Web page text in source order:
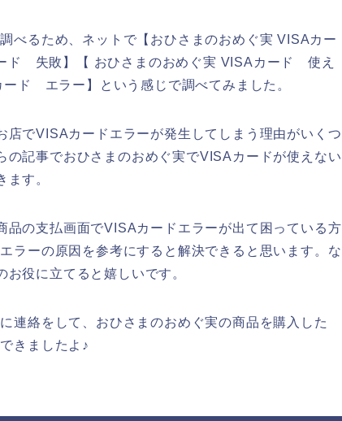
べるため、ネットで【おひさまのおめぐ実 VISAカー
ド 失敗】【 おひさまのおめぐ実 VISAカード 使え
ド エラー】という感じで調べてみました。
店でVISAカードエラーが発生してしまう理由がいくつ
の記事でおひさまのおめぐ実でVISAカードが使えない
ます。
品の支払画面でVISAカードエラーが出て困っている方
ラーの原因を参考にすると解決できると思います。な
役に立てると嬉しいです。
連絡をして、おひさまのおめぐ実の商品を購入した
きましたよ♪